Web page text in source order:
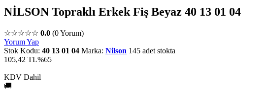
NİLSON Topraklı Erkek Fiş Beyaz 40 13 01 04
☆☆☆☆☆ 0.0 (0 Yorum)
Yorum Yap
Stok Kodu: 40 13 01 04 Marka: Nilson 145 adet stokta
105,42 TL%65
KDV Dahil
🚚